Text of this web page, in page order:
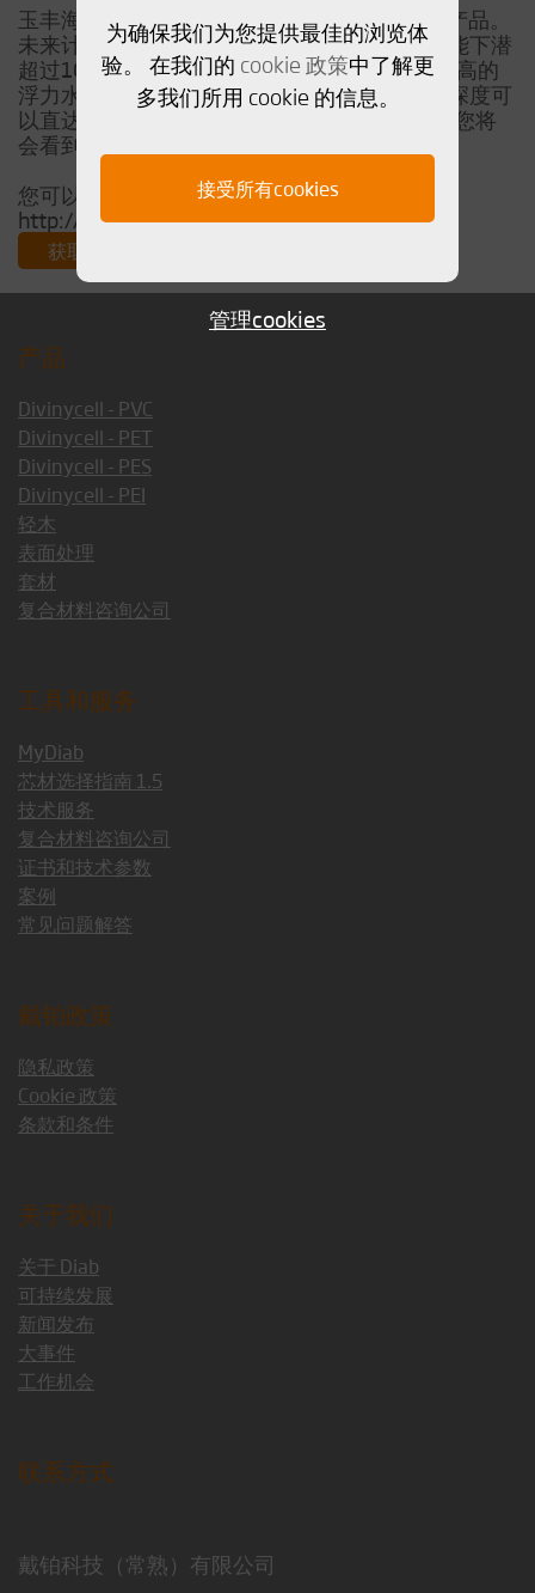
玉丰海洋科技立志发展超越观测级的水下ROV产品。
未来计划开发和生产更深的水下机器人产品并能下潜
超过1000米的深度。戴铂水下浮力泡沫具备极高的
浮力水平，提供不同深度下的浮力级别，最大深度可
以直达水下10,000米。这意味着在不久的将来您将
会看到戴铂与玉丰海洋科技更多的合作。
您可以在DWTEK官网了解更多信息
http://www.dwtekmarine.com/
获取PDF
产品
Divinycell - PVC
Divinycell - PET
Divinycell - PES
Divinycell - PEI
轻木
表面处理
套材
复合材料咨询公司
工具和服务
MyDiab
芯材选择指南 1.5
技术服务
复合材料咨询公司
证书和技术参数
案例
常见问题解答
戴铂政策
隐私政策
Cookie 政策
条款和条件
关于我们
关于 Diab
可持续发展
新闻发布
大事件
工作机会
联系方式
戴铂科技（常熟）有限公司
为确保我们为您提供最佳的浏览体
验。 在我们的 cookie 政策中了解更
多我们所用 cookie 的信息。
接受所有cookies
管理cookies